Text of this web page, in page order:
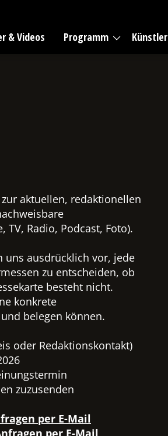
& Videos Programm Künstler
aktuellen, redaktionellen
Radio, Podcast, Foto).
uns ausdrücklich vor, jede
zu entscheiden, ob
besteht nicht.
konkrete
belegen können.
oder Redaktionskontakt)
zuzusenden
per E-Mail
per E-Mail